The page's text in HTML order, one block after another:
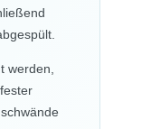
werden,